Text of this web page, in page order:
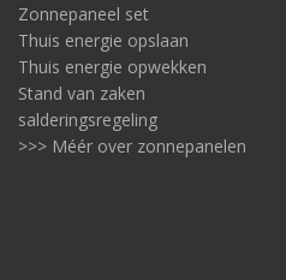
Zonnepaneel set
Thuis energie opslaan
Thuis energie opwekken
Stand van zaken
salderingsregeling
>>> Méér over zonnepanelen